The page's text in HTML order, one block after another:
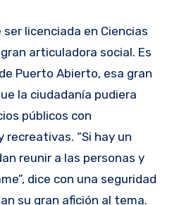
licenciada en Ciencias
articuladora social. Es
Puerto Abierto, esa gran
la ciudadanía pudiera
públicos con
“Si hay un
reunir a las personas y
dice con una seguridad
su gran afición al tema.